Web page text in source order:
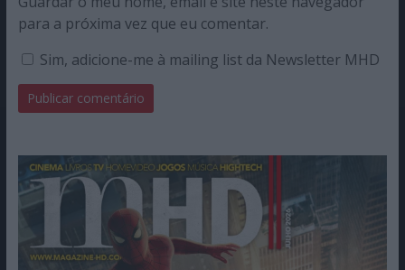
para a próxima vez que eu comentar.
Sim, adicione-me à mailing list da Newsletter MHD